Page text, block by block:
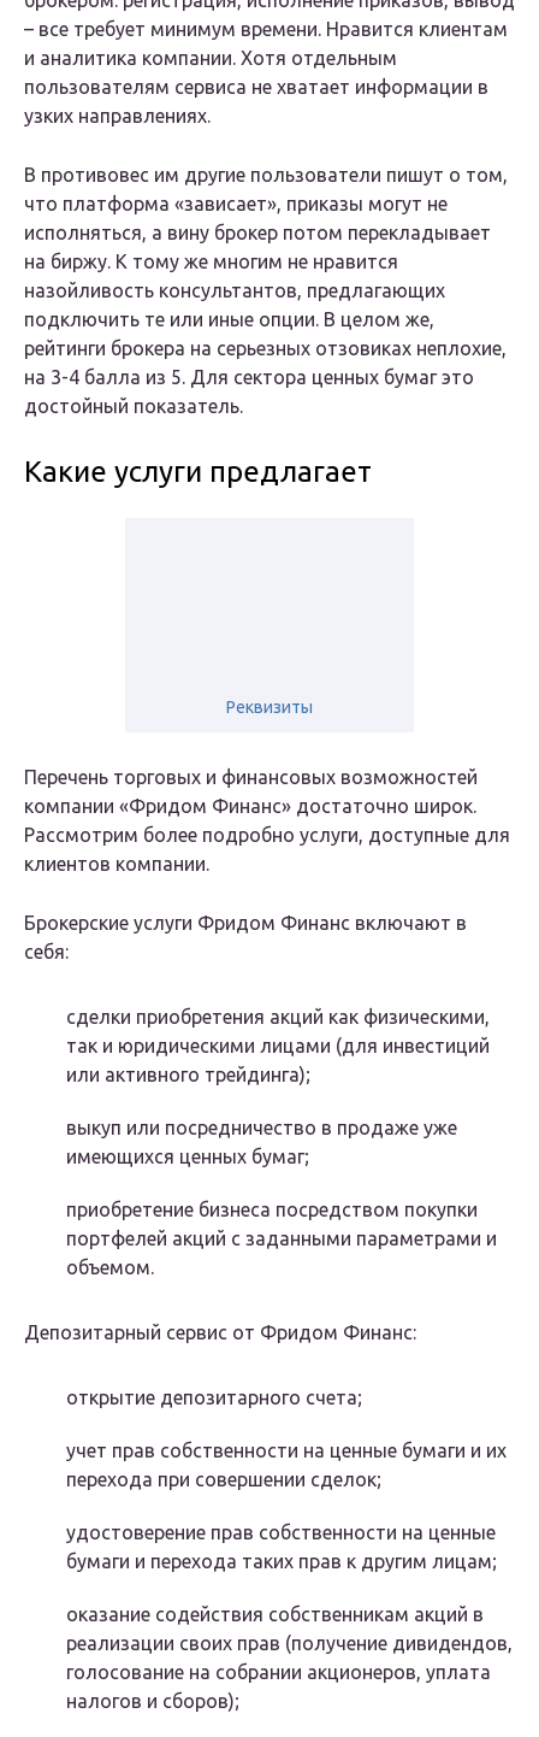
– все требует минимум времени. Нравится клиентам
и аналитика компании. Хотя отдельным
пользователям сервиса не хватает информации в
узких направлениях.
В противовес им другие пользователи пишут о том,
что платформа «зависает», приказы могут не
исполняться, а вину брокер потом перекладывает
на биржу. К тому же многим не нравится
назойливость консультантов, предлагающих
подключить те или иные опции. В целом же,
рейтинги брокера на серьезных отзовиках неплохие,
на 3-4 балла из 5. Для сектора ценных бумаг это
достойный показатель.
Какие услуги предлагает
Реквизиты
Перечень торговых и финансовых возможностей
компании «Фридом Финанс» достаточно широк.
Рассмотрим более подробно услуги, доступные для
клиентов компании.
Брокерские услуги Фридом Финанс включают в
себя:
сделки приобретения акций как физическими,
так и юридическими лицами (для инвестиций
или активного трейдинга);
выкуп или посредничество в продаже уже
имеющихся ценных бумаг;
приобретение бизнеса посредством покупки
портфелей акций с заданными параметрами и
объемом.
Депозитарный сервис от Фридом Финанс:
открытие депозитарного счета;
учет прав собственности на ценные бумаги и их
перехода при совершении сделок;
удостоверение прав собственности на ценные
бумаги и перехода таких прав к другим лицам;
оказание содействия собственникам акций в
реализации своих прав (получение дивидендов,
голосование на собрании акционеров, уплата
налогов и сборов);